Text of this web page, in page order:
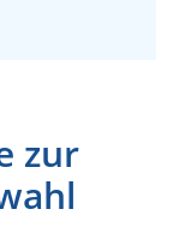
zur